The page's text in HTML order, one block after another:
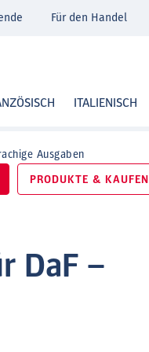
ITALIENISCH
Für den Handel
Ausgaben
PRODUKTE & KAUFEN
DaF –